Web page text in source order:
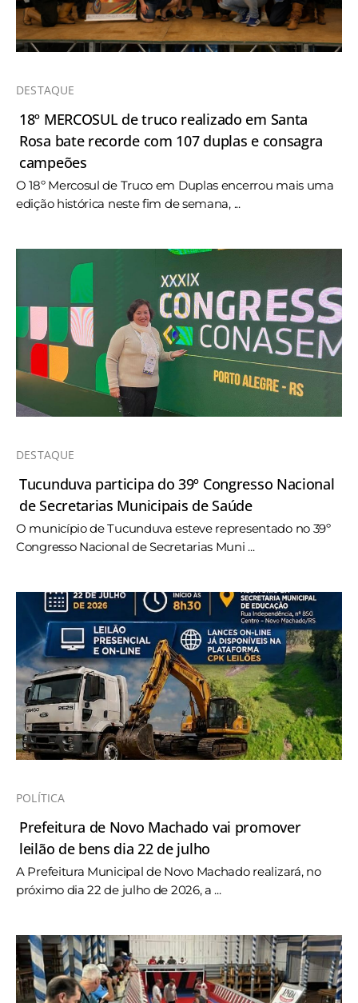
DESTAQUE
18º MERCOSUL de truco realizado em Santa
Rosa bate recorde com 107 duplas e consagra
campeões
O 18º Mercosul de Truco em Duplas encerrou mais uma
edição histórica neste fim de semana, ...
DESTAQUE
Tucunduva participa do 39º Congresso Nacional
de Secretarias Municipais de Saúde
O município de Tucunduva esteve representado no 39º
Congresso Nacional de Secretarias Muni ...
POLÍTICA
Prefeitura de Novo Machado vai promover
leilão de bens dia 22 de julho
A Prefeitura Municipal de Novo Machado realizará, no
próximo dia 22 de julho de 2026, a ...